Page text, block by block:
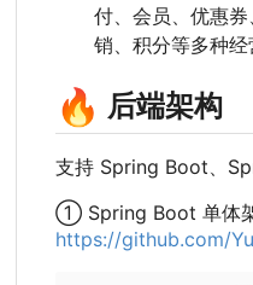
付、会员、优惠
销、积分等多种
🔥 后端架构
支持 Spring Boot、
① Spring Boot 单体
https://github.com/